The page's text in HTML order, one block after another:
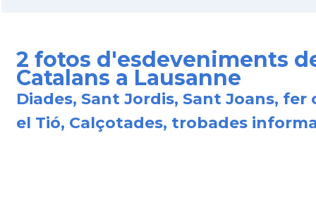
2 fotos d'esdeveniments
Catalans a Lausanne
Diades, Sant Jordis, Sant Joans, fer
el Tió, Calçotades, trobades